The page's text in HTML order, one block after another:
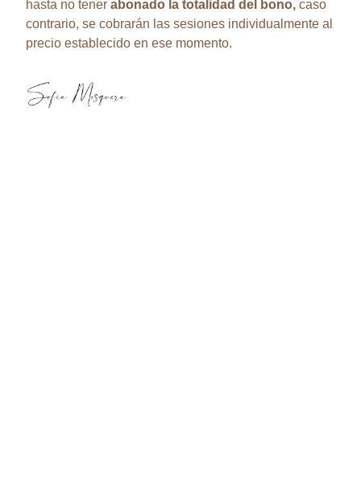
hasta no tener abonado la totalidad del bono, caso
contrario, se cobrarán las sesiones individualmente al
precio establecido en ese momento.